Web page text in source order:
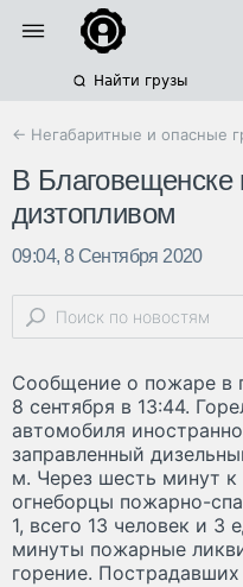
Найти грузы
← Негабаритные и опасные
В Благовещенске
дизтопливом
09:04, 8 Сентября 2020
Сообщение о пожаре в
8 сентября в 13:44.
автомобиля
заправленный
м. Через шесть минут
огнеборцы пожарно-
1, всего 13 человек и 3
минуты пожарные
горение. Пострадавших